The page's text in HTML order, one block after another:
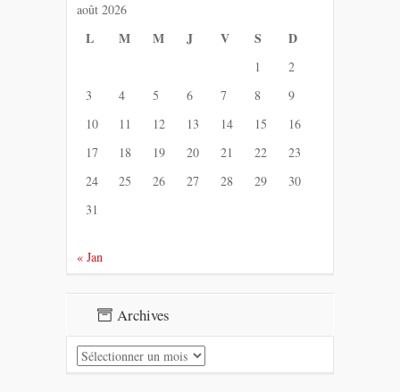
août 2026
L M M J V S D
1
2
3
4 5 6 7 8
9
10
11 12 13 14 15
16
17
18 19 20 21 22
23
24
25 26 27 28 29
30
31
« Jan
Archives
Archives